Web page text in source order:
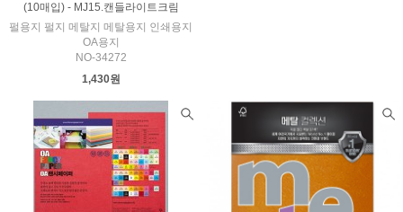
(10매입) - MJ15.캔들라이트크림
펄용지 펄지 메탈지 메탈용지 인쇄용지
OA용지
NO-34272
1,430원